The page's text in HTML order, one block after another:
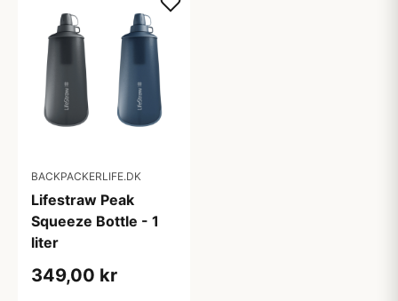
BACKPACKERLIFE.DK
Lifestraw Peak
Squeeze Bottle - 1
liter
349,00 kr